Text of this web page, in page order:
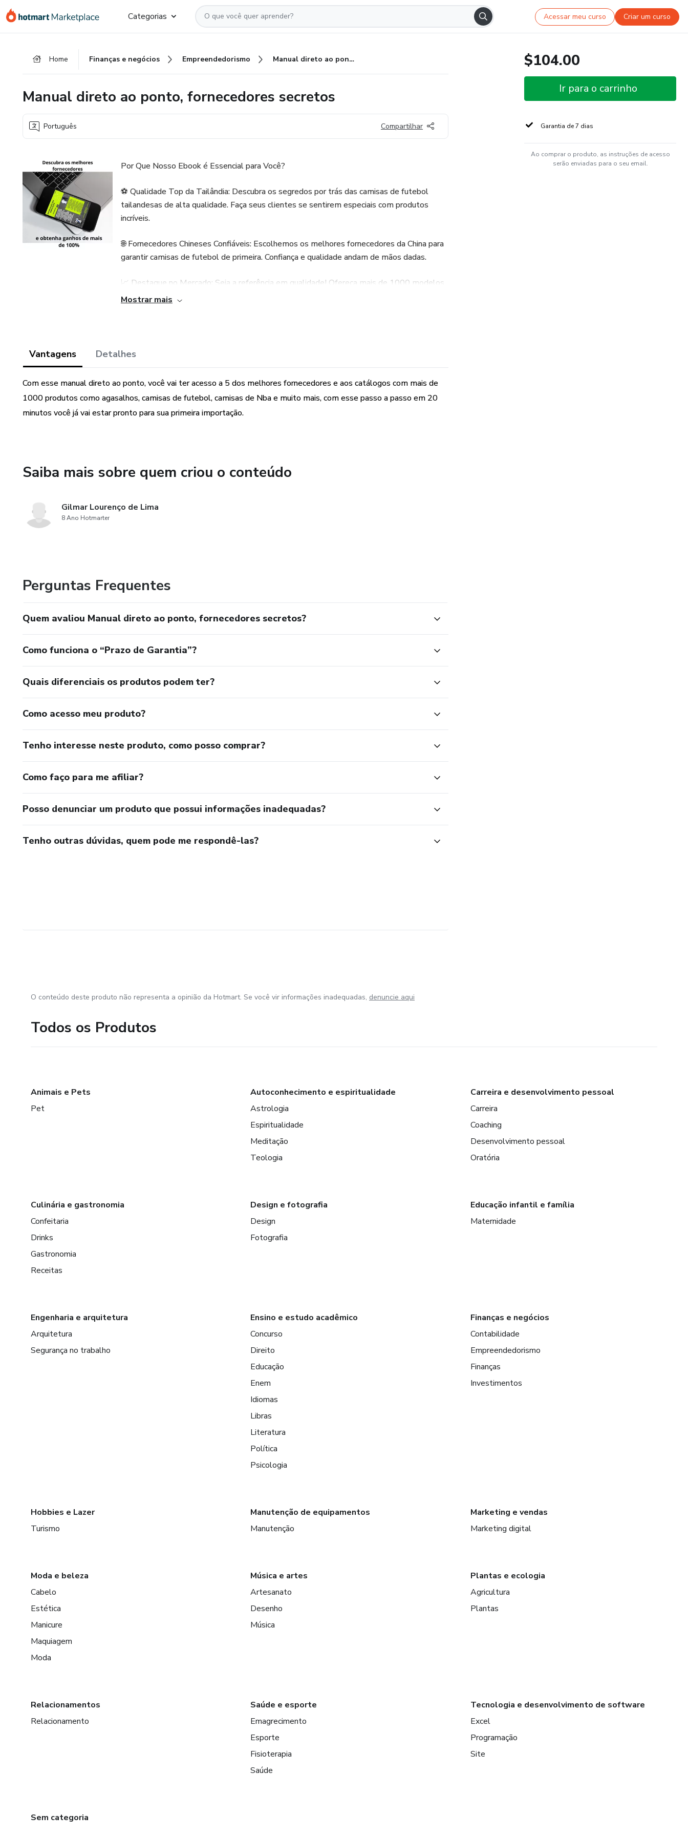
para
para
para
Categorias Acessar meu curso Criar um curso
Home Finanças e negócios Empreendedorismo Manual direto ao ponto, fornecedores secretos
Manual direto ao ponto, fornecedores secretos
Português Compartilhar
Por Que Nosso Ebook é Essencial para Você?
⚽ Qualidade Top da Tailândia: Descubra os segredos por trás das camisas de futebol
tailandesas de alta qualidade. Faça seus clientes se sentirem especiais com produtos
incríveis.
🌐 Fornecedores Chineses Confiáveis: Escolhemos os melhores fornecedores da China para
garantir camisas de futebol de primeira. Confiança e qualidade andam de mãos dadas.
📈 Destaque no Mercado: Seja a referência em qualidade! Ofereça mais de 1000 modelos
de camisas de futebol com design único e conforto incomparável.
dor de cabeça.
de futebol.
Mostrar mais
Vantagens Detalhes
Com esse manual direto ao ponto, você vai ter acesso a 5 dos melhores fornecedores e aos catálogos com mais de
1000 produtos como agasalhos, camisas de futebol, camisas de Nba e muito mais, com esse passo a passo em 20
minutos você já vai estar pronto para sua primeira importação.
Saiba mais sobre quem criou o conteúdo
Gilmar Lourenço de Lima
8 Ano Hotmarter
Perguntas Frequentes
Quem avaliou Manual direto ao ponto, fornecedores secretos?
Como funciona o “Prazo de Garantia”?
Quais diferenciais os produtos podem ter?
Como acesso meu produto?
Tenho interesse neste produto, como posso comprar?
Como faço para me afiliar?
Posso denunciar um produto que possui informações inadequadas?
Tenho outras dúvidas, quem pode me respondê-las?
$104.00
Ir para o carrinho
Garantia de 7 dias
Ao comprar o produto, as instruções de acesso
serão enviadas para o seu email.
O conteúdo deste produto não representa a opinião da Hotmart. Se você vir informações inadequadas, denuncie aqui
Todos os Produtos
Animais e Pets
Pet
Autoconhecimento e espiritualidade
Astrologia
Espiritualidade
Meditação
Teologia
Carreira e desenvolvimento pessoal
Carreira
Coaching
Desenvolvimento pessoal
Oratória
Culinária e gastronomia
Confeitaria
Drinks
Gastronomia
Receitas
Design e fotografia
Design
Fotografia
Educação infantil e família
Maternidade
Engenharia e arquitetura
Arquitetura
Segurança no trabalho
Ensino e estudo acadêmico
Concurso
Direito
Educação
Enem
Idiomas
Libras
Literatura
Política
Psicologia
Finanças e negócios
Contabilidade
Empreendedorismo
Finanças
Investimentos
Hobbies e Lazer
Turismo
Manutenção de equipamentos
Manutenção
Marketing e vendas
Marketing digital
Moda e beleza
Cabelo
Estética
Manicure
Maquiagem
Moda
Música e artes
Artesanato
Desenho
Música
Plantas e ecologia
Agricultura
Plantas
Relacionamentos
Relacionamento
Saúde e esporte
Emagrecimento
Esporte
Fisioterapia
Saúde
Tecnologia e desenvolvimento de software
Excel
Programação
Site
Sem categoria